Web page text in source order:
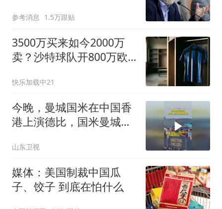
参考消息 1.5万跟贴
3500万买来如今2000万
卖？沙特球队开800万欧
快乐加载中21
今晚，曼城国米在中国香
港上演德比，国米曼城亚
季前赛
山东卫视
媒体：美国制裁中国瓜
子、饺子 到底在怕什么